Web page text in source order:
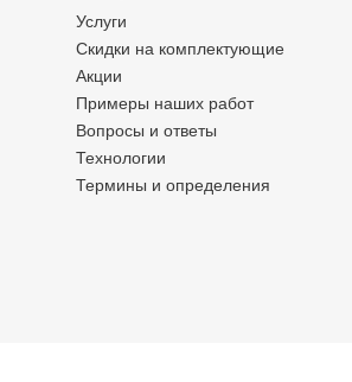
Услуги
Скидки на комплектующие
Акции
Примеры наших работ
Вопросы и ответы
Технологии
Термины и определения